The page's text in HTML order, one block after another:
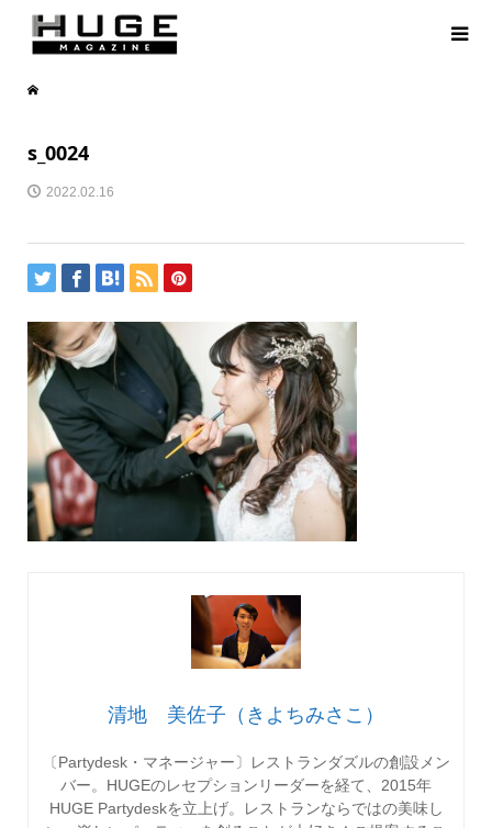
s_0024
2022.02.16
清地 美佐子（きよちみさこ）
〔Partydesk・マネージャー〕レストランダズルの創設メン
バー。HUGEのレセプションリーダーを経て、2015年
HUGE Partydeskを立上げ。レストランならではの美味し